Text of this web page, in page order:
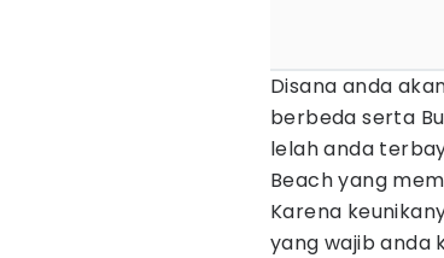
Disana anda
berbeda serta
lelah anda
Beach yang
Karena
yang wajib anda